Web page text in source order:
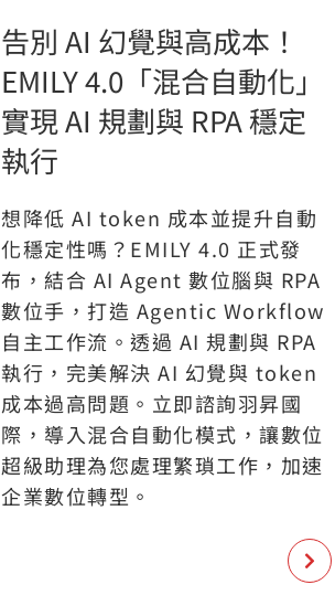
告別 AI 幻覺與高成本！
EMILY 4.0「混合自動化」
實現 AI 規劃與 RPA 穩定
執行
想降低 AI token 成本並提升自動
化穩定性嗎？EMILY 4.0 正式發
布，結合 AI Agent 數位腦與 RPA
數位手，打造 Agentic Workflow
自主工作流。透過 AI 規劃與 RPA
執行，完美解決 AI 幻覺與 token
成本過高問題。立即諮詢羽昇國
際，導入混合自動化模式，讓數位
超級助理為您處理繁瑣工作，加速
企業數位轉型。